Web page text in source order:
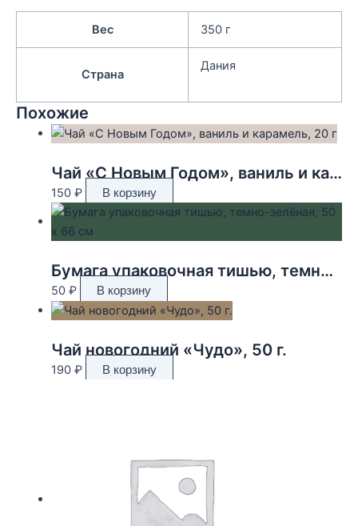
Вес 350 г
Страна
Дания
Похожие
Чай «С Новым Годом», ваниль и карамель, 20 г
150 ₽ В корзину
Бумага упаковочная тишью, темно-зелёная, 50 х 66 см
50 ₽ В корзину
Чай новогодний «Чудо», 50 г.
190 ₽ В корзину